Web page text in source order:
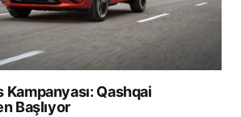
Qashqai
Başlıyor